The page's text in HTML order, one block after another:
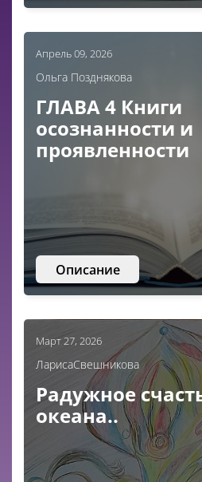
Апрель 09, 2026
Ольга Позднякова
ГЛАВА 4 Книги
осознанности и
проявленности
Описание
Март 27, 2026
ЛарисаСвешникова
Радужное
океана..